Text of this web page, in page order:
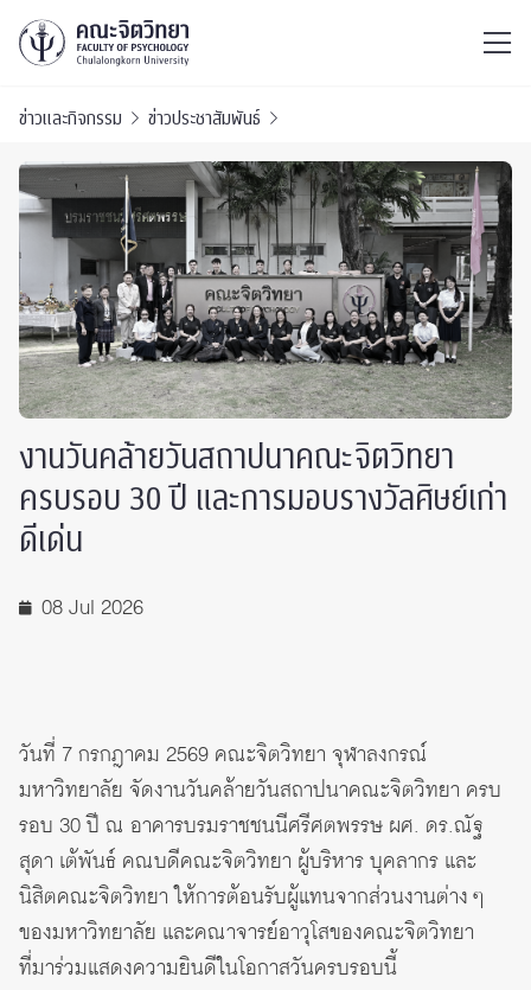
ข่าวและกิจกรรม ข่าวประชาสัมพันธ์
งานวันคล้ายวันสถาปนาคณะจิตวิทยา
ครบรอบ 30 ปี และการมอบรางวัลศิษย์เก่า
ดีเด่น
08 Jul 2026
วันที่ 7 กรกฎาคม 2569 คณะจิตวิทยา จุฬาลงกรณ์
มหาวิทยาลัย จัดงานวันคล้ายวันสถาปนาคณะจิตวิทยา ครบ
รอบ 30 ปี ณ อาคารบรมราชชนนีศรีศตพรรษ ผศ. ดร.ณัฐ
สุดา เต้พันธ์ คณบดีคณะจิตวิทยา ผู้บริหาร บุคลากร และ
นิสิตคณะจิตวิทยา ให้การต้อนรับผู้แทนจากส่วนงานต่าง ๆ
ของมหาวิทยาลัย และคณาจารย์อาวุโสของคณะจิตวิทยา
ที่มาร่วมแสดงความยินดีในโอกาสวันครบรอบนี้